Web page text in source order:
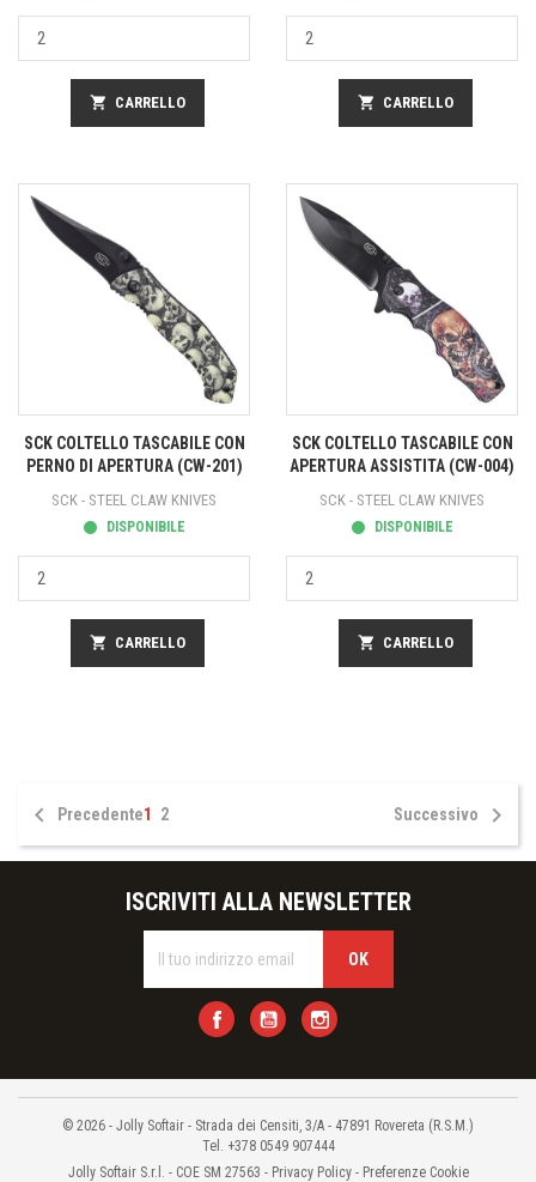
shopping_cart CARRELLO shopping_cart CARRELLO
SCK COLTELLO TASCABILE CON
PERNO DI APERTURA (CW-201)
SCK - STEEL CLAW KNIVES
DISPONIBILE
shopping_cart CARRELLO
SCK COLTELLO TASCABILE CON
APERTURA ASSISTITA (CW-004)
SCK - STEEL CLAW KNIVES
DISPONIBILE
shopping_cart CARRELLO
 Precedente1 2 Successivo 
ISCRIVITI ALLA NEWSLETTER
FacebookYouTube
© 2026 - Jolly Softair - Strada dei Censiti, 3/A - 47891 Rovereta (R.S.M.)
Tel. +378 0549 907444
Jolly Softair S.r.l. - COE SM 27563 - Privacy Policy- Preferenze Cookie